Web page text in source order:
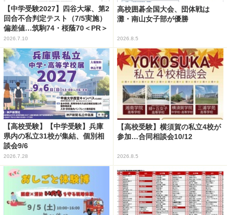
【中学受験2027】四谷大塚、第2
回合不合判定テスト（7/5実施）
偏差値…筑駒74・桜蔭70＜PR＞
2026.7.10
高校囲碁全国大会、団体戦は
灘・南山女子部が優勝
2026.8.5
【高校受験】【中学受験】兵庫
県内の私立31校が集結、個別相
談会9/6
2026.7.28
【高校受験】横須賀の私立4校が
参加…合同相談会10/12
2026.8.5